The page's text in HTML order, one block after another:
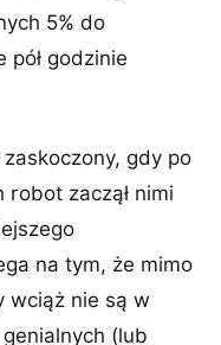
5% do
pół godzinie
gdy po
robot zaczął nimi
na tym, że mimo
wciąż nie są w
(lub